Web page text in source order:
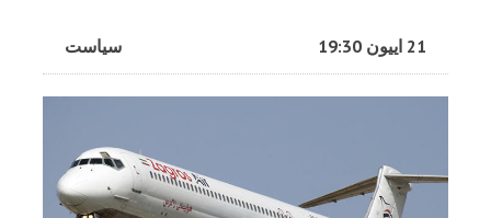
سیاست 21 اییون 19:30